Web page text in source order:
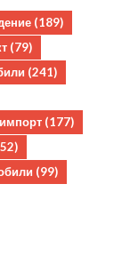
(189)
(79)
(241)
(177)
(99)